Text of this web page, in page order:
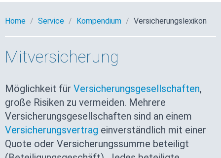
Home Service Kompendium Versicherungslexikon
Mitversicherung
Möglichkeit für Versicherungsgesellschaften,
große Risiken zu vermeiden. Mehrere
Versicherungsgesellschaften sind an einem
Versicherungsvertrag einverständlich mit einer
Quote oder Versicherungssumme beteiligt